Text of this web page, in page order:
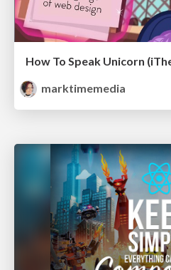
How To Speak Unicorn
marktimemedia